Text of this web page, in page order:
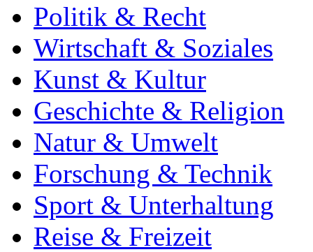
Politik & Recht
Wirtschaft & Soziales
Kunst & Kultur
Geschichte & Religion
Natur & Umwelt
Forschung & Technik
Sport & Unterhaltung
Reise & Freizeit